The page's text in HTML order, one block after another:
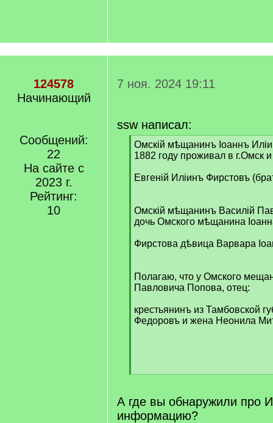
124578
Начинающий
Сообщений:
22
На сайте с
2023 г.
Рейтинг:
10
7 ноя. 2024 19:11
ssw написал:
[
q
Омскій мѣщанинъ Іоаннъ
1882 году проживал в г.Омск и
Евгеній Иліинъ Фирстовъ
Омскій мѣщанинъ Василій
дочь Омского мѣщанина
Фирстова дѣвица Варвара
Полагаю, что у Омского
Павловича Попова, отец:
крестьянинъ из Тамбовской
Федоровъ и жена Неонила
[
q
]
А где вы обнаружили про
информацию?